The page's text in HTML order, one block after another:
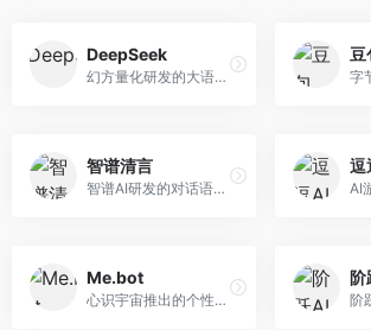
DeepSeek
幻方量化研发的大语言模型平台，专注于深度推理和代码生成能力。面向开发者、研究人员和技术爱好者，提供强大的逻辑推理和数学计算功能，开源生态完善，API接口友好。
豆
智谱清言
智谱AI研发的对话语言模型，支持中英双语交互。面向中文用户和开发者，提供知识问答、代码编写、文档解读等服务，开源生态完善，学术研究背景深厚。
逗
Me.bot
心识宇宙推出的个性化AI伴侣，专注于情感交互和个人助理服务。面向个人用户，支持日程管理、情感陪伴、知识问答等功能，交互体验人性化。
阶